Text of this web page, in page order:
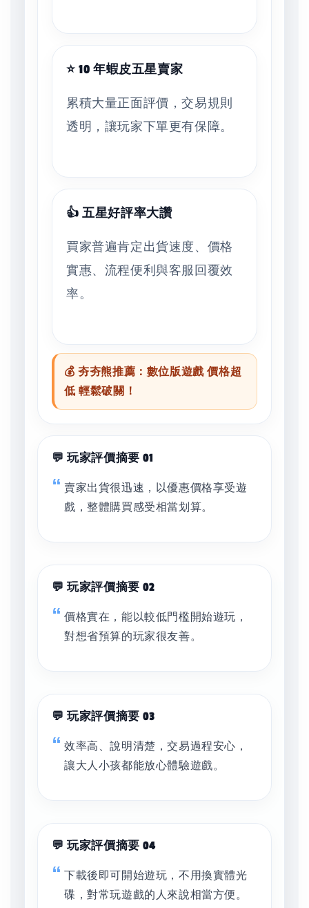
⭐ 10 年蝦皮五星賣家
累積大量正面評價，交易規則
透明，讓玩家下單更有保障。
👍 五星好評率大讚
買家普遍肯定出貨速度、價格
實惠、流程便利與客服回覆效
率。
💰 夯夯熊推薦：數位版遊戲 價格超
低 輕鬆破關！
💬 玩家評價摘要 01
賣家出貨很迅速，以優惠價格享受遊
戲，整體購買感受相當划算。
💬 玩家評價摘要 02
價格實在，能以較低門檻開始遊玩，
對想省預算的玩家很友善。
💬 玩家評價摘要 03
效率高、說明清楚，交易過程安心，
讓大人小孩都能放心體驗遊戲。
💬 玩家評價摘要 04
下載後即可開始遊玩，不用換實體光
碟，對常玩遊戲的人來說相當方便。